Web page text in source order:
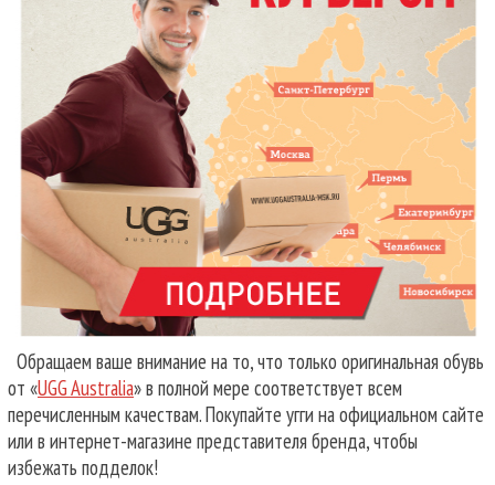
Обращаем ваше внимание на то, что только оригинальная обувь
от «UGG Australia» в полной мере соответствует всем
перечисленным качествам. Покупайте угги на официальном сайте
или в интернет-магазине представителя бренда, чтобы
избежать подделок!